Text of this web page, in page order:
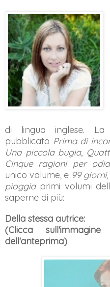
di lingua inglese.
pubblicato Prima di
Una piccola bugia,
Cinque ragioni per
unico volume, e 99 giorni,
pioggia primi volumi
saperne di più:
Della stessa autrice:
(Clicca
dell'anteprima)